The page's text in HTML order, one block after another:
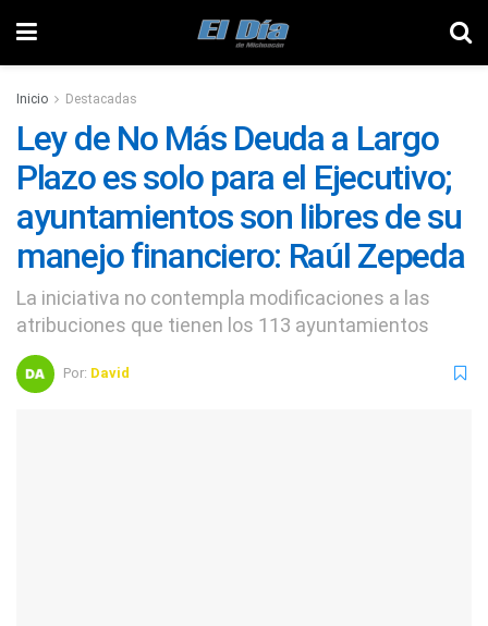
Inicio Destacadas
Ley de No Más Deuda a Largo
Plazo es solo para el Ejecutivo;
ayuntamientos son libres de su
manejo financiero: Raúl Zepeda
La iniciativa no contempla modificaciones a las
atribuciones que tienen los 113 ayuntamientos
Por: David